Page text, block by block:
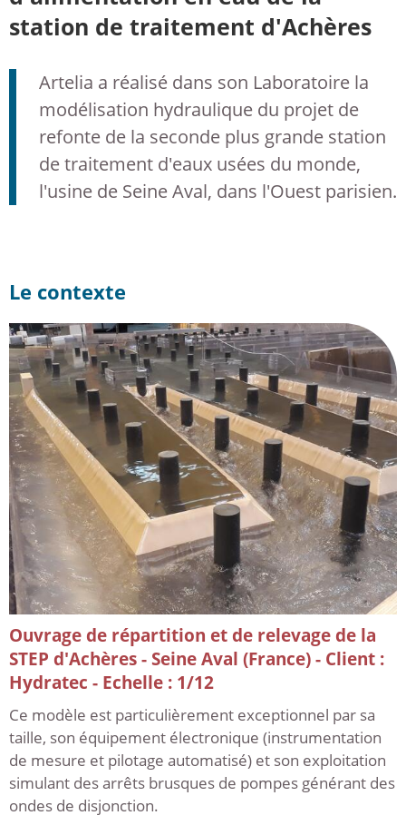
station de traitement d'Achères
Artelia a réalisé dans son Laboratoire la
modélisation hydraulique du projet de
refonte de la seconde plus grande station
de traitement d'eaux usées du monde,
l'usine de Seine Aval, dans l'Ouest parisien.
Le contexte
Ouvrage de répartition et de relevage de la
STEP d'Achères - Seine Aval (France) - Client :
Hydratec - Echelle : 1/12
Ce modèle est particulièrement exceptionnel par sa
taille, son équipement électronique (instrumentation
de mesure et pilotage automatisé) et son exploitation
simulant des arrêts brusques de pompes générant des
ondes de disjonction.